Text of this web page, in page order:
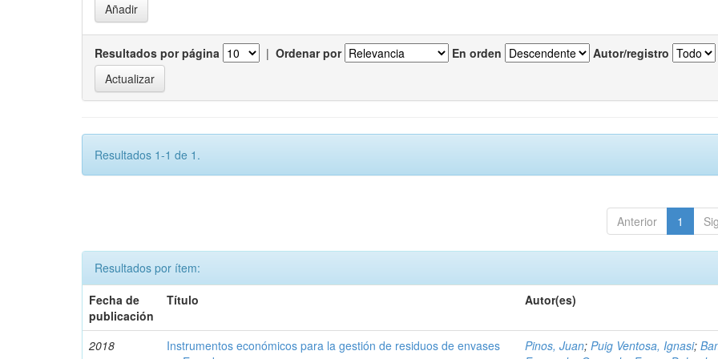
Resultados por página | Ordenar por En orden Autor/registro
Resultados 1-1 de 1.
Anterior 1
Resultados por ítem:
Fecha de
publicación
Título Autor(es)
2018
Instrumentos económicos para la gestión de residuos de envases
Pinos, Juan;Puig Ventosa, Ignasi;